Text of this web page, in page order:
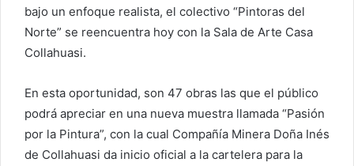
bajo un enfoque realista, el colectivo “Pintoras del
Norte” se reencuentra hoy con la Sala de Arte Casa
Collahuasi.
En esta oportunidad, son 47 obras las que el público
podrá apreciar en una nueva muestra llamada “Pasión
por la Pintura”, con la cual Compañía Minera Doña Inés
de Collahuasi da inicio oficial a la cartelera para la